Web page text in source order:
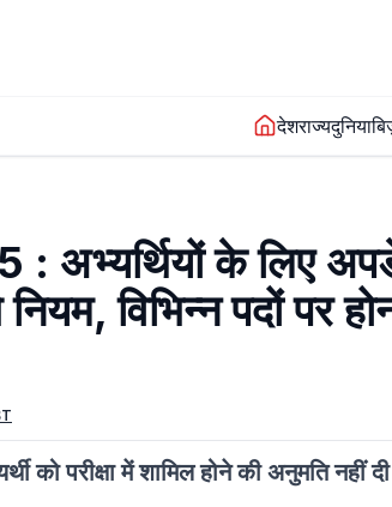
देशराज्यदुनिया
के लिए
नियम, विभिन्न पदों पर
को परीक्षा में शामिल होने की अनुमति नहीं